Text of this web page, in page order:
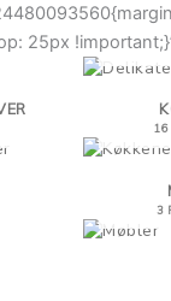
25px
75
16
3